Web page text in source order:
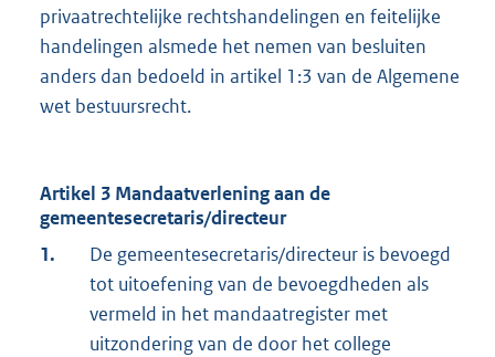
privaatrechtelijke rechtshandelingen en feitelijke
handelingen alsmede het nemen van besluiten
anders dan bedoeld in artikel 1:3 van de Algemene
wet bestuursrecht.
Artikel 3 Mandaatverlening aan de
gemeentesecretaris/directeur
1.
De gemeentesecretaris/directeur is bevoegd
tot uitoefening van de bevoegdheden als
vermeld in het mandaatregister met
uitzondering van de door het college